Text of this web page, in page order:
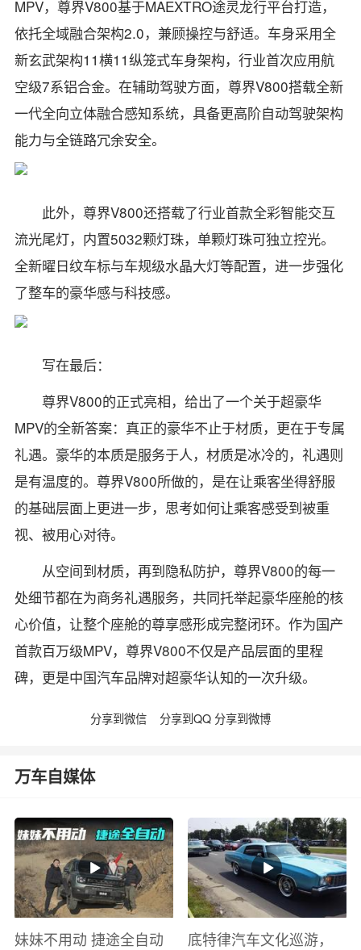
MPV，尊界V800基于MAEXTRO途灵龙行平台打造，
依托全域融合架构2.0，兼顾操控与舒适。车身采用全
新玄武架构11横11纵笼式车身架构，行业首次应用航
空级7系铝合金。在辅助驾驶方面，尊界V800搭载全新
一代全向立体融合感知系统，具备更高阶自动驾驶架构
能力与全链路冗余安全。
此外，尊界V800还搭载了行业首款全彩智能交互
流光尾灯，内置5032颗灯珠，单颗灯珠可独立控光。
全新曜日纹车标与车规级水晶大灯等配置，进一步强化
了整车的豪华感与科技感。
写在最后：
尊界V800的正式亮相，给出了一个关于超豪华
MPV的全新答案：真正的豪华不止于材质，更在于专属
礼遇。豪华的本质是服务于人，材质是冰冷的，礼遇则
是有温度的。尊界V800所做的，是在让乘客坐得舒服
的基础层面上更进一步，思考如何让乘客感受到被重
视、被用心对待。
从空间到材质，再到隐私防护，尊界V800的每一
处细节都在为商务礼遇服务，共同托举起豪华座舱的核
心价值，让整个座舱的尊享感形成完整闭环。作为国产
首款百万级MPV，尊界V800不仅是产品层面的里程
碑，更是中国汽车品牌对超豪华认知的一次升级。
分享到微信 分享到QQ 分享到微博
万车自媒体
妹妹不用动 捷途全自动
底特律汽车文化巡游，